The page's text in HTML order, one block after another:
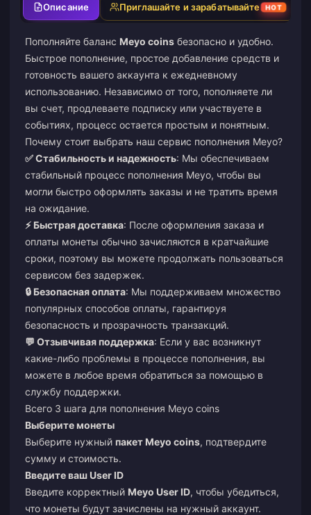
Описание Приглашайте и зарабатывайте HOT
Пополняйте баланс Meyo coins безопасно и удобно.
Быстрое пополнение, простое добавление средств и
готовность вашего аккаунта к ежедневному
использованию. Независимо от того, пополняете ли
вы счет, продлеваете подписку или участвуете в
событиях, процесс остается простым и понятным.
Почему стоит выбрать наш сервис пополнения Meyo?
✅ Стабильность и надежность: Мы обеспечиваем
стабильный процесс пополнения Meyo, чтобы вы
могли быстро оформлять заказы и не тратить время
на ожидание.
⚡ Быстрая доставка: После оформления заказа и
оплаты монеты обычно зачисляются в кратчайшие
сроки, поэтому вы можете продолжать пользоваться
сервисом без задержек.
🔒 Безопасная оплата: Мы поддерживаем множество
популярных способов оплаты, гарантируя
безопасность и прозрачность транзакций.
💬 Отзывчивая поддержка: Если у вас возникнут
какие-либо проблемы в процессе пополнения, вы
можете в любое время обратиться за помощью в
службу поддержки.
Всего 3 шага для пополнения Meyo coins
Выберите монеты
Выберите нужный пакет Meyo coins, подтвердите
сумму и стоимость.
Введите ваш User ID
Введите корректный Meyo User ID, чтобы убедиться,
что монеты будут зачислены на нужный аккаунт.